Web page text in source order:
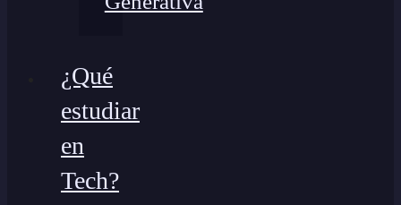
¿Qué
estudiar
en
Tech?